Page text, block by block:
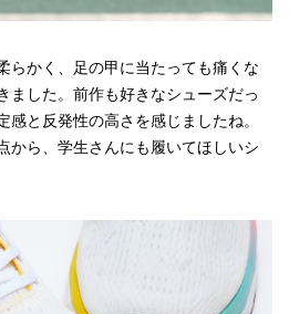
らかく、足の甲に当たっても痛くな
ました。前作も好きなシューズだっ
と反発性の高さを感じましたね。
から、学生さんにも履いてほしいシ